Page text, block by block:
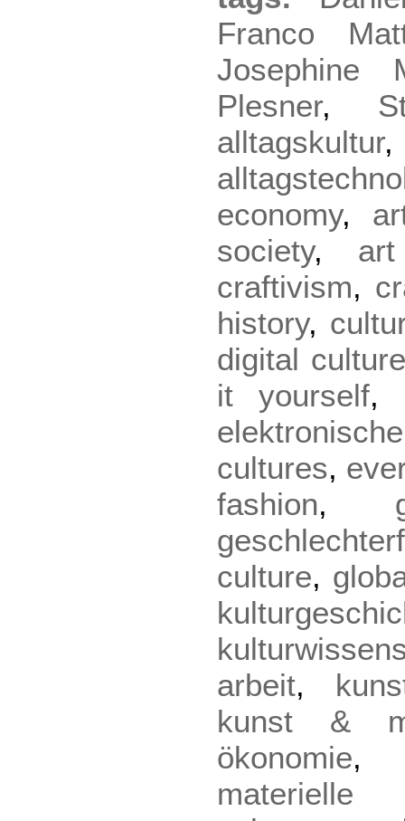
Franco
Josephine
Plesner,
alltagskultur,
economy,
society,
craftivism,
history,
digital culture
it yourself,
cultures,
fashion,
culture,
arbeit,
kunst &
ökonomie
materielle